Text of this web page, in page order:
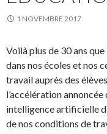
1 NOVEMBRE 2017
Voilà plus de 30 ans
dans nos écoles et nos
travail auprès des
l’accélération
intelligence artificielle
de nos conditions de